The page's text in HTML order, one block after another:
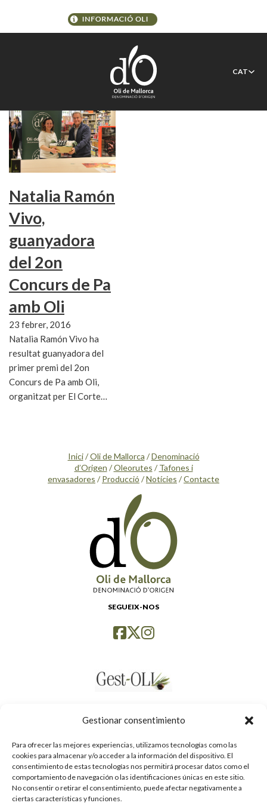
Gestionar consentimiento
Para ofrecer las mejores experiencias, utilizamos tecnologías como las
cookies para almacenar y/o acceder a la información del dispositivo. El
consentimiento de estas tecnologías nos permitirá procesar datos como el
comportamiento de navegación o las identificaciones únicas en este sitio.
No consentir o retirar el consentimiento, puede afectar negativamente a
ciertas características y funciones.
CAT
Luis Molina
Natalia Ramón
Vivo,
guanyadora
del 2on
Concurs de Pa
amb Oli
23 febrer, 2016
Natalia Ramón Vivo ha
resultat guanyadora del
primer premi del 2on
Concurs de Pa amb Oli,
organitzat per El Corte…
Inici/Oli de Mallorca /Denominació
d’Origen /Oleorutes / Tafones i
envasadores / Producció /Notícies /Contacte
SEGUEIX-NOS